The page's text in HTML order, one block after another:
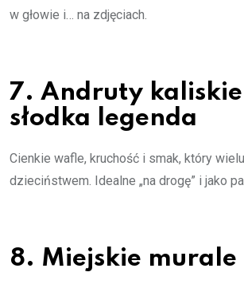
w głowie i… na zdjęciach.
7. Andruty
słodka legenda
Cienkie wafle, kruchość i smak, który
dzieciństwem. Idealne „na drogę” i jako
8. Miejskie murale